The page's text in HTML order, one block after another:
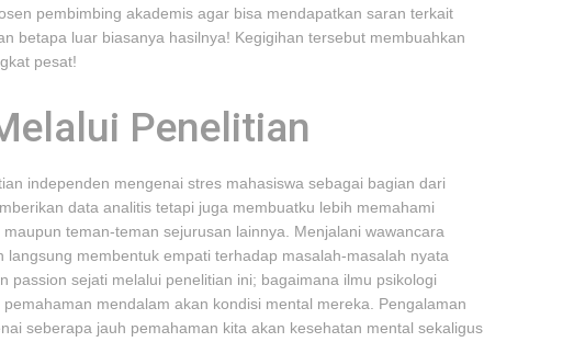
pembimbing akademis agar bisa mendapatkan saran terkait
betapa luar biasanya hasilnya! Kegigihan tersebut membuahkan
pesat!
Penelitian
independen mengenai stres mahasiswa sebagai bagian dari
data analitis tetapi juga membuatku lebih memahami
teman-teman sejurusan lainnya. Menjalani wawancara
membentuk empati terhadap masalah-masalah nyata
passion sejati melalui penelitian ini; bagaimana ilmu psikologi
mendalam akan kondisi mental mereka. Pengalaman
seberapa jauh pemahaman kita akan kesehatan mental sekaligus